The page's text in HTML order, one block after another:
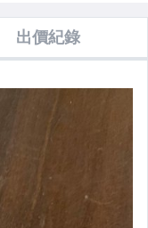
出價紀錄